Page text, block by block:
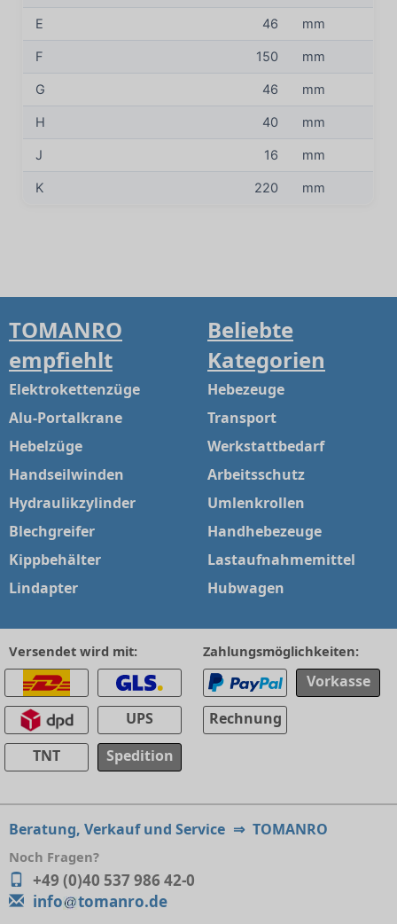
E 46 mm
F 150 mm
G 46 mm
H 40 mm
J 16 mm
K 220 mm
TOMANRO
empfiehlt
Elektrokettenzüge
Alu-Portalkrane
Hebelzüge
Handseilwinden
Hydraulikzylinder
Blechgreifer
Kippbehälter
Lindapter
Beliebte
Kategorien
Hebezeuge
Transport
Werkstattbedarf
Arbeitsschutz
Umlenkrollen
Handhebezeuge
Lastaufnahmemittel
Hubwagen
Versendet wird mit:
UPS
TNT
Spedition
Zahlungsmöglichkeiten:
Vorkasse
Rechnung
Beratung, Verkauf und Service ⇒ TOMANRO
Noch Fragen?
+49 (0)40 537 986 42-0
info
tomanro.de